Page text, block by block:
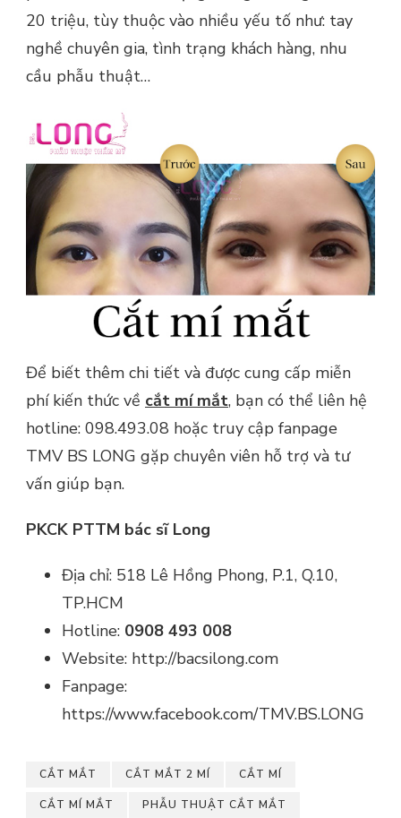
20 triệu, tùy thuộc vào nhiều yếu tố như: tay
nghề chuyên gia, tình trạng khách hàng, nhu
cầu phẫu thuật…
Để biết thêm chi tiết và được cung cấp miễn
phí kiến thức về cắt mí mắt, bạn có thể liên hệ
hotline: 098.493.08 hoặc truy cập fanpage
TMV BS LONG gặp chuyên viên hỗ trợ và tư
vấn giúp bạn.
PKCK PTTM bác sĩ Long
Địa chỉ: 518 Lê Hồng Phong, P.1, Q.10,
TP.HCM
Hotline: 0908 493 008
Website: http://bacsilong.com
Fanpage:
https://www.facebook.com/TMV.BS.LONG
CẮT MẮT CẮT MẮT 2 MÍ CẮT MÍ
CẮT MÍ MẮT PHẪU THUẬT CẮT MẮT